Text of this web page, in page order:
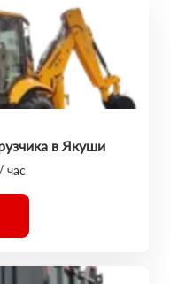
в Якуши
час